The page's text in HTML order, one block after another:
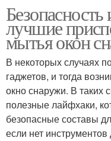
лучшие
мытья окон
В некоторых случаях
гаджетов, и тогда
окно снаружи. В таких
полезные лайфхаки,
безопасные составы
если нет